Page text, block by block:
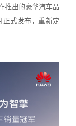
推出的豪华汽车品
正式发布，重新定